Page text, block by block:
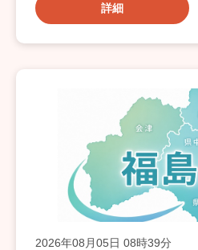
詳細
2026年08月05日 08時39分